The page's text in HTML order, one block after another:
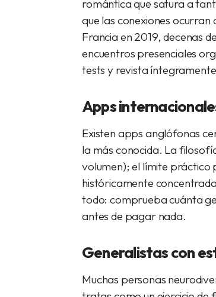
romántica que satura a
que las conexiones
Francia en 2019, decenas
encuentros presenciales
tests y revista
Apps
Existen apps anglófonas
la más conocida. La
volumen); el límite práctico
históricamente
todo: comprueba cuánta
antes de pagar nada.
Generalistas con
Muchas personas